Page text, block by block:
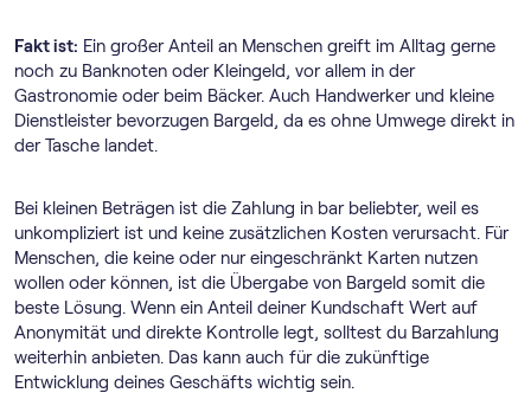
Fakt ist: Ein großer Anteil an Menschen greift im Alltag gerne
noch zu Banknoten oder Kleingeld, vor allem in der
Gastronomie oder beim Bäcker. Auch Handwerker und kleine
Dienstleister bevorzugen Bargeld, da es ohne Umwege direkt in
der Tasche landet.
Bei kleinen Beträgen ist die Zahlung in bar beliebter, weil es
unkompliziert ist und keine zusätzlichen Kosten verursacht. Für
Menschen, die keine oder nur eingeschränkt Karten nutzen
wollen oder können, ist die Übergabe von Bargeld somit die
beste Lösung. Wenn ein Anteil deiner Kundschaft Wert auf
Anonymität und direkte Kontrolle legt, solltest du Barzahlung
weiterhin anbieten. Das kann auch für die zukünftige
Entwicklung deines Geschäfts wichtig sein.